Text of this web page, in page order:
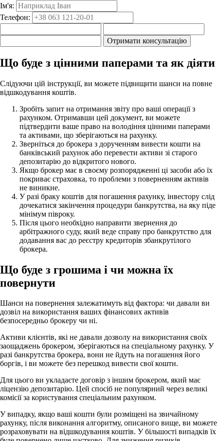
Ім'я:
Телефон:
Отримати консультацію
Що буде з цінними паперами та як діяти
Слідуючи цій інструкції, ви можете підвищити шанси на повне
відшкодування коштів.
Зробіть запит на отримання звіту про ваші операції з
рахунком. Отримавши цей документ, ви можете
підтвердити ваше право на володіння цінними паперами
та активами, що зберігаються на рахунку.
Зверніться до брокера з дорученням вивести кошти на
банківський рахунок або перевести активи зі старого
депозитарію до відкритого нового.
Якщо брокер має в своєму розпорядженні ці засоби або їх
покриває страховка, то проблеми з поверненням активів
не виникне.
У разі браку коштів для погашення рахунку, інвестору слід
дочекатися закінчення процедури банкрутства, на яку піде
мінімум півроку.
Після цього необхідно направити звернення до
арбітражного суду, який веде справу про банкрутство для
додавання вас до реєстру кредиторів збанкрутілого
брокера.
Що буде з грошима і чи можна їх
повернути
Шанси на повернення залежатимуть від фактора: чи давали ви
дозвіл на використання ваших фінансових активів
безпосередньо брокеру чи ні.
Активи клієнтів, які не давали дозволу на використання своїх
заощаджень брокером, зберігаються на спеціальному рахунку. У
разі банкрутства брокера, вони не йдуть на погашення його
боргів, і ви можете без перешкод вивести свої кошти.
Для цього ви укладаєте договір з іншим брокером, який має
ліцензію депозитарію. Цей спосіб не популярний через великі
комісії за користування спеціальним рахунком.
У випадку, якщо ваші кошти були розміщені на звичайному
рахунку, після виконання алгоритму, описаного вище, ви можете
розраховувати на відшкодування коштів. У більшості випадків їх